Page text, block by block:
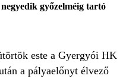
győzelméig tartó
este a Gyergyói HK
a pályaelőnyt élvező